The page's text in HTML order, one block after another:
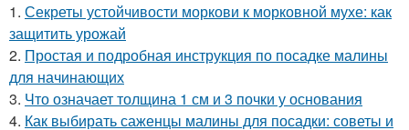
1. Секреты устойчивости моркови к морковной мухе: как
защитить урожай
2. Простая и подробная инструкция по посадке малины
для начинающих
3. Что означает толщина 1 см и 3 почки у основания
4. Как выбирать саженцы малины для посадки: советы и